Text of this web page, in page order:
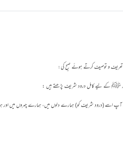
و توصیف کرتے ہوئے صبح کی ؛
ﷺ کے لیے کامل درود شریف پڑھتے ہیں :
اسے (درود شریف کو) ہمارے دلوں میں، ہمارے چہروں میں اور